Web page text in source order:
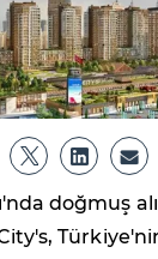
doğmuş